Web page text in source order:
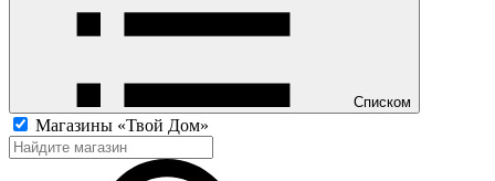
Списком
Магазины «Твой Дом»